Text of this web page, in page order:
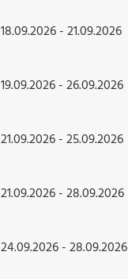
18.09.2026 - 21.09.2026
19.09.2026 - 26.09.2026
21.09.2026 - 25.09.2026
21.09.2026 - 28.09.2026
24.09.2026 - 28.09.2026